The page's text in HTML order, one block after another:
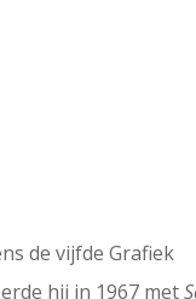
de vijfde Grafiek
hij in 1967 met